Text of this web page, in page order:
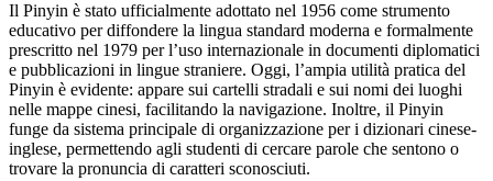
Il Pinyin è stato ufficialmente adottato nel 1956 come strumento
educativo per diffondere la lingua standard moderna e formalmente
prescritto nel 1979 per l’uso internazionale in documenti diplomatici
e pubblicazioni in lingue straniere. Oggi, l’ampia utilità pratica del
Pinyin è evidente: appare sui cartelli stradali e sui nomi dei luoghi
nelle mappe cinesi, facilitando la navigazione. Inoltre, il Pinyin
funge da sistema principale di organizzazione per i dizionari cinese-
inglese, permettendo agli studenti di cercare parole che sentono o
trovare la pronuncia di caratteri sconosciuti.